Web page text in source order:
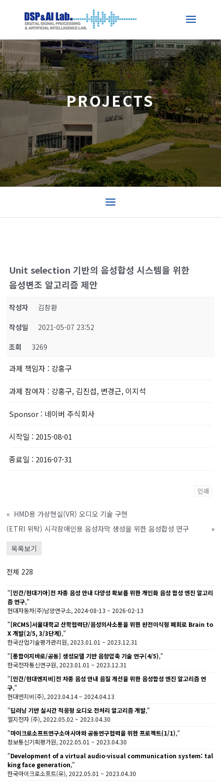
PROJECTS
Unit selection 기반의 음성합성 시스템을 위한
음성변조 알고리즘 제안
작성자
김창환
작성일
2021-05-07 23:52
조회
3269
과제 책임자 : 강홍구
과제 참여자 : 강홍구, 김진섭, 변경근, 이지석
Sponsor : 네이버 주식회사
시작일 : 2015-08-01
종료일 : 2016-07-31
인쇄
« HMD용 가상현실(VR) 오디오 기술 구현
(ETRI 위탁) 시각장애인용 음성자막 생성을 위한 음성합성 연구
»
목록보기
전체 228
"[민간/현대기아]전 차종 음성 안내 다양성 확보를 위한 개인화 음성 합성 엔진 알고리
즘 연구,"
현대자동차(주)남양연구소, 2024-08-13 ~ 2026-02-13
"[RCMS]서울대학교 산학협력단/음성의사소통을 위한 완전이식형 폐회로 Brain to
X 개발(2/5, 3/3단계),"
한국산업기술평가관리원, 2023.01.01 ~ 2023.12.31
"[통합이지바로/공동] 생성모델 기반 음향압축 기술 연구(4/5),"
한국전자통신연구원, 2023.01.01 ~ 2023.12.31
"[민간/현대엔지비]전 차종 음성 안내 음질 개선을 위한 음성합성 엔진 알고리즘 연
구,"
현대엔지비(주), 2023.04.14 ~ 2024.04.13
"딥러닝 기반 실시간 적응형 오디오 전처리 알고리즘 개발,"
엘지전자 (주), 2022.05.02 ~ 2023.04.30
"마이크로소프트연구소아시아와 공동연구협력을 위한 프로젝트(1/1),"
정보통신기획평가원, 2022.05.01 ~ 2023.04.30
"Development of a virtual audio-visual communication system: tal
king face generation,"
한국마이크로소프트(유), 2022.05.01 ~ 2023.04.30